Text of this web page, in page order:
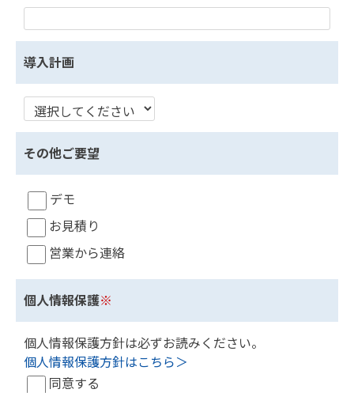
導入計画
その他ご要望
デモ
お見積り
営業から連絡
個人情報保護※
個人情報保護方針は必ずお読みください。
個人情報保護方針はこちら＞
同意する